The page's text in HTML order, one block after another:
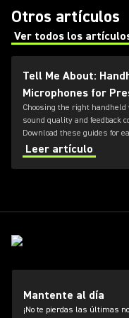
Otros artículos
Ver todos los
(Opens in a new tab)
Tell Me About:
Microphones for
Choosing the right
sound quality and feedback
Download these guides for
Leer artículo
Mantente al día
¡No te pierdas las últimas